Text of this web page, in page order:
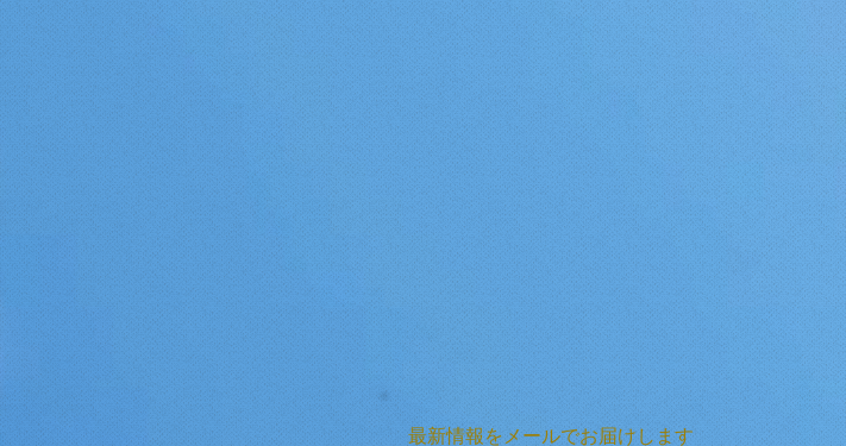
最新情報をメールでお届けします